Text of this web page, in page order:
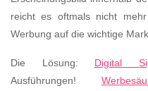
reicht es oftmals nicht
Werbung auf die wichtige
Die Lösung: Digital
Ausführungen!